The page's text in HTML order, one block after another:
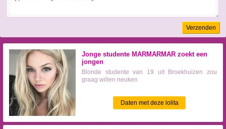
Verzenden
Jonge studente MARMARMAR zoekt een
jongen
Blonde studente van 19 uit Broekhuizen zou
graag willen neuken
Daten met deze lolita